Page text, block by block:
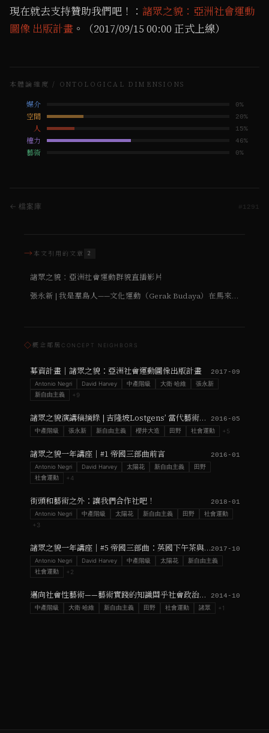
現在就去支持贊助我們吧！： 諸眾之貌：亞洲社會運動
圖像 出版計畫 。（2017/09/15 00:00 正式上線）
本體論維度 / ONTOLOGICAL DIMENSIONS
媒介 0%
空間 20%
人 15%
權力 46%
藝術 0%
← 檔案庫 1291
→ 本文引用的文章 2
諸眾之貌：亞洲社會運動群貌直播影片
張永新 | 我是羣島人——文化運動（Gerak Budaya）在馬來西亞
◇概念鄰居 CONCEPT NEIGHBORS
募資計畫｜諸眾之貌：亞洲社會運動圖像出版計畫 2017-09
Antonio Negri David Harvey 中產階級 大衛·哈維
張永新
新自由主義
+ 9
諸眾之貌演講稿摘錄 | 吉隆坡Lostgens’ 當代藝術空間 2016-05
中產階級 張永新 新自由主義 櫻井大造 田野 社會運動 + 5
諸眾之貌一年講座｜#1 帝國三部曲前言 2016-01
Antonio Negri David Harvey 太陽花 新自由主義
田野
社會運動
+ 4
街頭和藝術之外：讓我們合作社吧！ 2018-01
Antonio Negri 中產階級 太陽花 新自由主義 田野 社會運動
+ 3
諸眾之貌一年講座｜#5 帝國三部曲：英國下午茶與印度農場2017-10
Antonio Negri David Harvey 中產階級 太陽花
新自由主義
社會運動
+ 2
邁向社會性藝術——藝術實踐的知識關乎社會政治過程的知識 2014-10
中產階級 大衛·哈維 新自由主義 田野 社會運動 諸眾 + 1